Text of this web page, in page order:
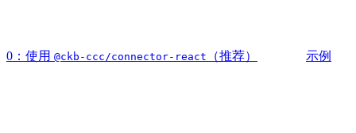
0：使用 @ckb-ccc/connector-react （推荐） 示例